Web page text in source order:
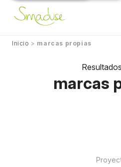
Inicio > marcas propias
marcas